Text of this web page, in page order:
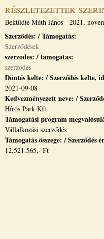
részletezettek
Beküldte Múth János - 2021,
Szerződés: / Támogatás:
Szerződések
szerzodes: / tamogatas:
szerzodes
Döntés kelte: / Szerződés kelte,
2021-09-08
Kedvezményezett neve: /
Hírös Park Kft.
Támogatási program
Vállalkozási szerződés
Támogatás összege: / Szerződés
12.521.565,- Ft